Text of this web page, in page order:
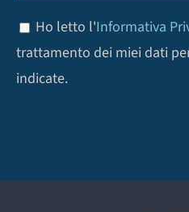
Ho letto l'Informativa
trattamento dei miei dati
indicate.